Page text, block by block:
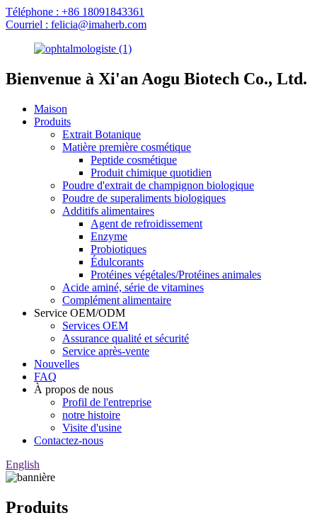
Téléphone : +86 18091843361
Courriel : felicia@imaherb.com
Bienvenue à Xi'an Aogu Biotech Co., Ltd.
Maison
Produits
Extrait Botanique
Matière première cosmétique
Peptide cosmétique
Produit chimique quotidien
Poudre d'extrait de champignon biologique
Poudre de superaliments biologiques
Additifs alimentaires
Agent de refroidissement
Enzyme
Probiotiques
Édulcorants
Protéines végétales/Protéines animales
Acide aminé, série de vitamines
Complément alimentaire
Service OEM/ODM
Services OEM
Assurance qualité et sécurité
Service après-vente
Nouvelles
FAQ
À propos de nous
Profil de l'entreprise
notre histoire
Visite d'usine
Contactez-nous
English
Produits